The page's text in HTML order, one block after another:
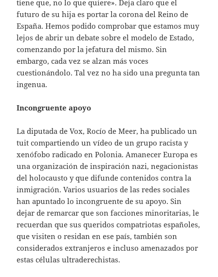
tiene que, no lo que quiere». Deja claro que el
futuro de su hija es portar la corona del Reino de
España. Hemos podido comprobar que estamos muy
lejos de abrir un debate sobre el modelo de Estado,
comenzando por la jefatura del mismo. Sin
embargo, cada vez se alzan más voces
cuestionándolo. Tal vez no ha sido una pregunta tan
ingenua.
Incongruente apoyo
La diputada de Vox, Rocío de Meer, ha publicado un
tuit compartiendo un vídeo de un grupo racista y
xenófobo radicado en Polonia. Amanecer Europa es
una organización de inspiración nazi, negacionistas
del holocausto y que difunde contenidos contra la
inmigración. Varios usuarios de las redes sociales
han apuntado lo incongruente de su apoyo. Sin
dejar de remarcar que son facciones minoritarias, le
recuerdan que sus queridos compatriotas españoles,
que visiten o residan en ese país, también son
considerados extranjeros e incluso amenazados por
estas células ultraderechistas.